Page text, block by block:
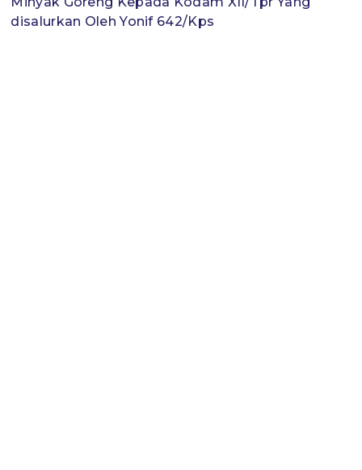
disalurkan Oleh Yonif 642/Kps